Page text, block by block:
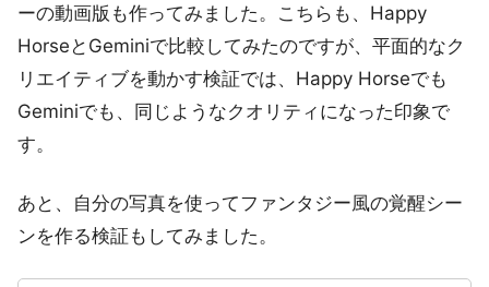
ーの動画版も作ってみました。こちらも、Happy
HorseとGeminiで比較してみたのですが、平面的なク
リエイティブを動かす検証では、Happy Horseでも
Geminiでも、同じようなクオリティになった印象で
す。
あと、自分の写真を使ってファンタジー風の覚醒シー
ンを作る検証もしてみました。